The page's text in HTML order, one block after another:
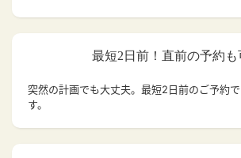
最短2日前！直前の予約も
突然の計画でも大丈夫。 最短2日前のご予約
す。